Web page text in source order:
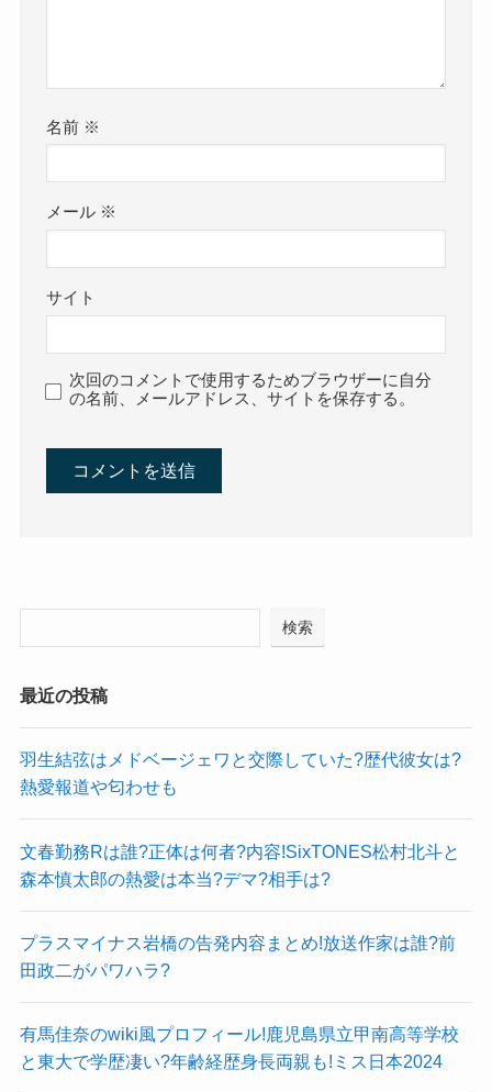
名前 ※
メール ※
サイト
次回のコメントで使用するためブラウザーに自分
の名前、メールアドレス、サイトを保存する。
検索
最近の投稿
羽生結弦はメドベージェワと交際していた?歴代彼女は?
熱愛報道や匂わせも
文春勤務Rは誰?正体は何者?内容!SixTONES松村北斗と
森本慎太郎の熱愛は本当?デマ?相手は?
プラスマイナス岩橋の告発内容まとめ!放送作家は誰?前
田政二がパワハラ?
有馬佳奈のwiki風プロフィール!鹿児島県立甲南高等学校
と東大で学歴凄い?年齢経歴身長両親も!ミス日本2024